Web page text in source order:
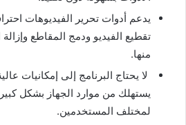
يدعم أدوات تحرير الفيديوهات
تقطيع الفيديو ودمج المقاطع
منها.
لا يحتاج البرنامج إلى إمكانيات
يستهلك من موارد الجهاز بشكل
لمختلف المستخدمين.